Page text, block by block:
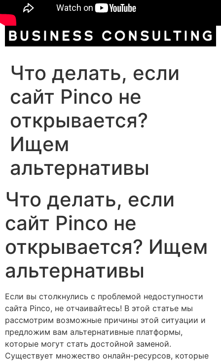
Что делать, если
сайт Pinco не
открывается?
Ищем
альтернативы
Что делать, если
сайт Pinco не
открывается? Ищем
альтернативы
Если вы столкнулись с проблемой недоступности
сайта Pinco, не отчаивайтесь! В этой статье мы
рассмотрим возможные причины этой ситуации и
предложим вам альтернативные платформы,
которые могут стать достойной заменой.
Существует множество онлайн-ресурсов, которые